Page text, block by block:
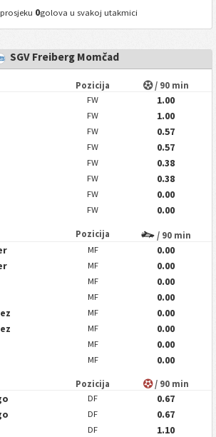
0golova u svakoj utakmici
SGV Freiberg Momčad
Pozicija / 90 min
FW
1.00
FW
1.00
FW
0.57
FW
0.57
FW
0.38
FW
0.38
FW
0.00
FW 0.00
Pozicija / 90 min
MF
0.00
MF
0.00
MF
0.00
MF
0.00
MF
0.00
MF
0.00
MF
0.00
MF 0.00
Pozicija / 90 min
DF
0.67
DF
0.67
DF
1.10